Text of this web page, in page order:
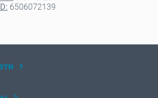
6506072139